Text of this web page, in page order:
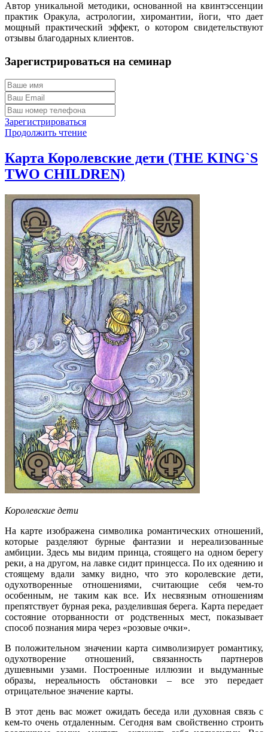
Автор уникальной методики, основанной на квинтэссенции
практик Оракула, астрологии, хиромантии, йоги, что дает
мощный практический эффект, о котором свидетельствуют
отзывы благодарных клиентов.
Зарегистрироваться на семинар
Зарегистрироваться
Продолжить чтение
Карта Королевские дети (THE KING`S
TWO CHILDREN)
Королевские дети
На карте изображена символика романтических отношений,
которые разделяют бурные фантазии и нереализованные
амбиции. Здесь мы видим принца, стоящего на одном берегу
реки, а на другом, на лавке сидит принцесса. По их одеянию и
стоящему вдали замку видно, что это королевские дети,
одухотворенные отношениями, считающие себя чем-то
особенным, не таким как все. Их несвязным отношениям
препятствует бурная река, разделившая берега. Карта передает
состояние оторванности от родственных мест, показывает
способ познания мира через «розовые очки».
В положительном значении карта символизирует романтику,
одухотворение отношений, связанность партнеров
душевными узами. Построенные иллюзии и выдуманные
образы, нереальность обстановки – все это передает
отрицательное значение карты.
В этот день вас может ожидать беседа или духовная связь с
кем-то очень отдаленным. Сегодня вам свойственно строить